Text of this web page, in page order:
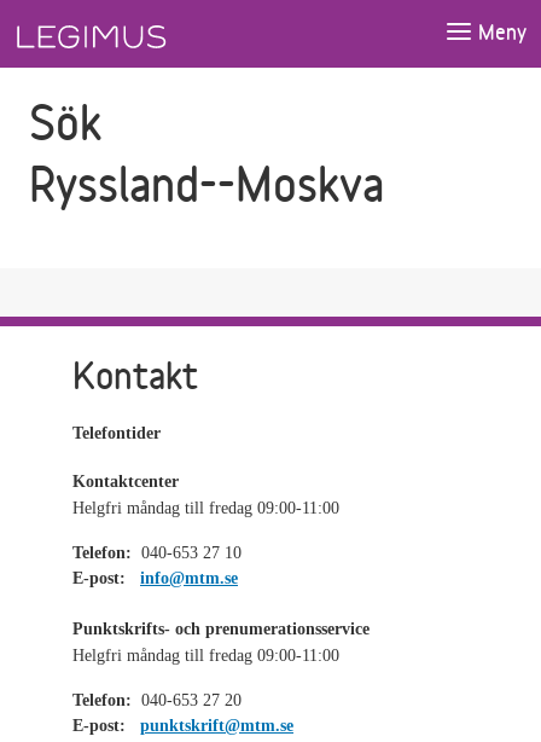
Meny
Sök
Ryssland--Moskva
Kontakt
Telefontider
Kontaktcenter
Helgfri måndag till fredag 09:00-11:00
Telefon: 040-653 27 10
E-post:
info@mtm.se
Punktskrifts- och prenumerationsservice
Helgfri måndag till fredag 09:00-11:00
Telefon: 040-653 27 20
E-post:
punktskrift@mtm.se